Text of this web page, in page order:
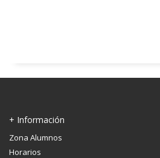
+ Información
Zona Alumnos
Horarios